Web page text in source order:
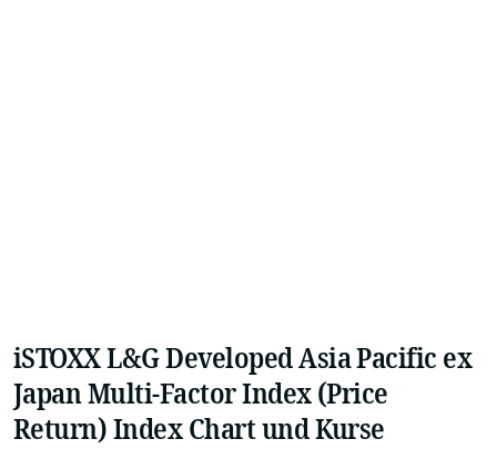
iSTOXX L&G Developed Asia Pacific ex
Japan Multi-Factor Index (Price
Return) Index Chart und Kurse